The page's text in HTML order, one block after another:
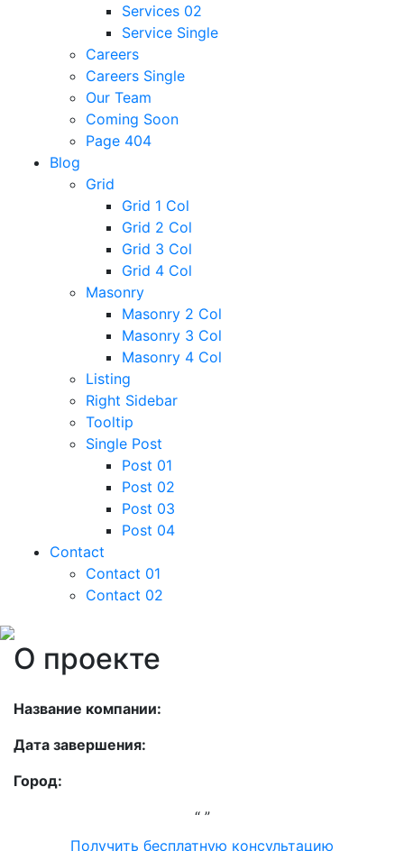
Services 02
Service Single
Careers
Careers Single
Our Team
Coming Soon
Page 404
Blog
Grid
Grid 1 Col
Grid 2 Col
Grid 3 Col
Grid 4 Col
Masonry
Masonry 2 Col
Masonry 3 Col
Masonry 4 Col
Listing
Right Sidebar
Tooltip
Single Post
Post 01
Post 02
Post 03
Post 04
Contact
Contact 01
Contact 02
О проекте
Название компании:
Дата завершения:
Город:
“ ”
Получить бесплатную консультацию